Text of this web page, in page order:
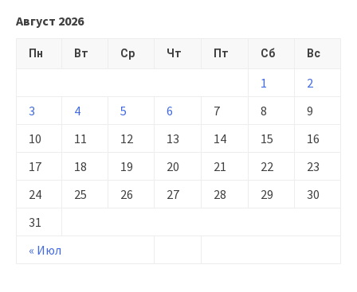
Август 2026
Пн Вт Ср Чт Пт Сб Вс
« Июл
1
2
3
4 5 6 7 8
9
10
11 12 13 14 15
16
17
18 19 20 21 22
23
24
25 26 27 28 29
30
31